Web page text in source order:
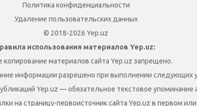
Политика конфиденциальности
Удаление пользовательских данных
© 2018-2026 Yep.uz
использования материалов Yep.uz:
копирование материалов сайта Yep.uz запрещено.
информации разрешено при выполнении следующих
Yep.uz — обязательное текстовое упоминание
на страницу-первоисточник сайта Yep.uz в первом